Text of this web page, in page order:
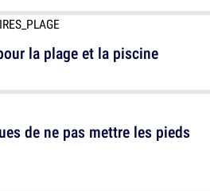
la plage et la piscine
de ne pas mettre les pieds